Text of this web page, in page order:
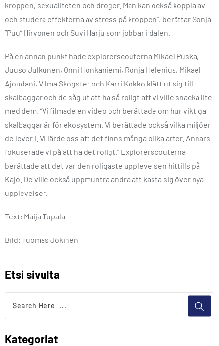
kroppen, sexualiteten och droger. Man kan också koppla av
och studera effekterna av stress på kroppen”, berättar Sonja
”Puu” Hirvonen och Suvi Harju som jobbar i dalen.
På en annan punkt hade explorerscouterna Mikael Puska,
Juuso Julkunen, Onni Honkaniemi, Ronja Helenius, Mikael
Ajoudani, Vilma Skogster och Karri Kokko klätt ut sig till
skalbaggar och de såg ut att ha så roligt att vi ville snacka lite
med dem. ”Vi filmade en video och berättade om hur viktiga
skalbaggar är för ekosystem. Vi berättade också vilka miljöer
de lever i. Vi lärde oss att det finns många olika arter. Annars
fokuserade vi på att ha det roligt.” Explorerscouterna
berättade att det var den roligaste upplevelsen hittills på
Kajo. De ville också uppmuntra andra att kasta sig över nya
upplevelser.
Text: Maija Tupala
Bild: Tuomas Jokinen
Etsi sivulta
Kategoriat